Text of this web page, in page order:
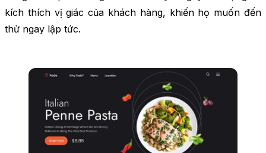
kích thích vị giác của khách hàng, khiến họ muốn đến
thử ngay lập tức.